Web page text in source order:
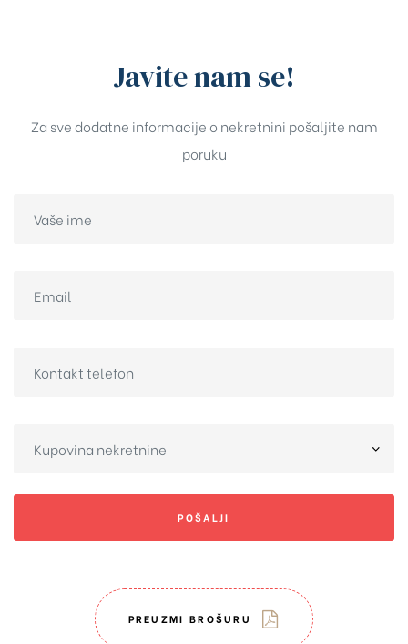
Javite nam se!
Za sve dodatne informacije o nekretnini pošaljite nam
poruku
POŠALJI
PREUZMI BROŠURU